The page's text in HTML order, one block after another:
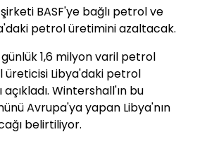
BASF'ye bağlı petrol ve
petrol üretimini azaltacak.
1,6 milyon varil petrol
üreticisi Libya'daki petrol
Wintershall'ın bu
Avrupa'ya yapan Libya'nın
belirtiliyor.